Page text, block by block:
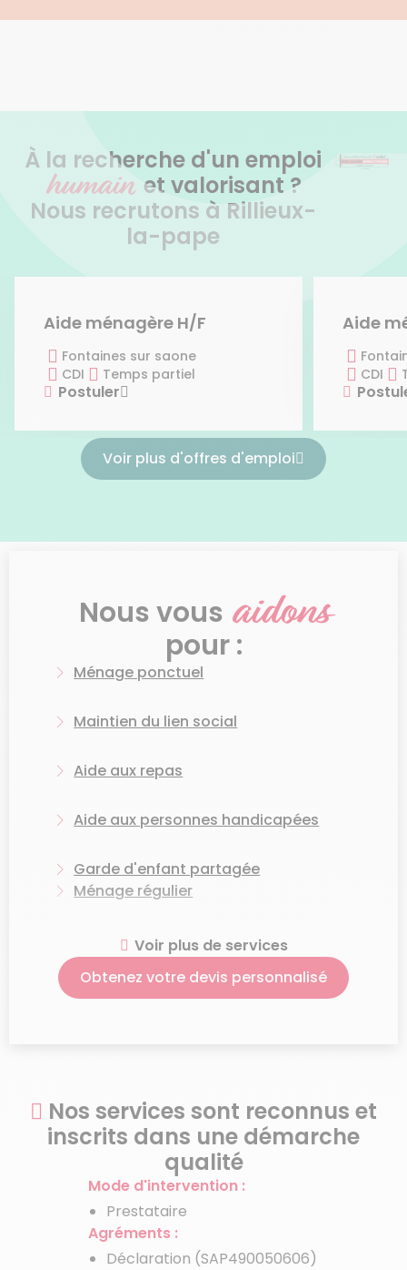
À la recherche d'un emploi
humain et valorisant ?
Nous recrutons à Rillieux-
la-pape
Aide ménagère H/F
Fontaines sur saone
CDI
Temps partiel
Postuler
Aide
CDI
Voir plus d'offres d'emploi
Nous vous aidons
pour :
Ménage ponctuel
Maintien du lien social
Aide aux repas
Aide aux personnes handicapées
Garde d'enfant partagée
Ménage régulier
Aide aux courses
Grand ménage de printemps
déménagement
Chèque Emploi Service Universel
Aide aux personnes âgées
Garde de personnes âgées
Voir plus de services
Obtenez votre devis personnalisé
Nos services sont reconnus et
inscrits dans une démarche
qualité
Mode d'intervention :
Prestataire
Agréments :
Déclaration (SAP490050606)